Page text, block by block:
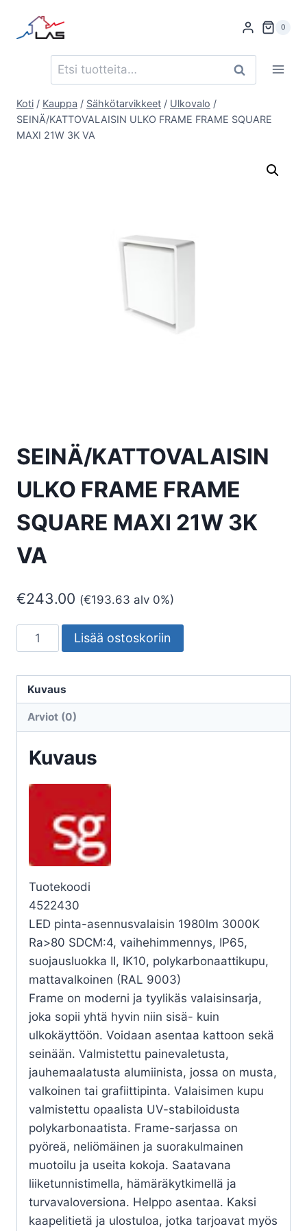
sisältöön
0
Etsi: Haku
Koti / Kauppa / Sähkötarvikkeet / Ulkovalo /
SEINÄ/KATTOVALAISIN ULKO FRAME FRAME SQUARE
MAXI 21W 3K VA
SEINÄ/KATTOVALAISIN
ULKO FRAME FRAME
SQUARE MAXI 21W 3K
VA
€243.00 (€193.63 alv 0%)
SEINÄ/KATTOVALAISIN
ULKO
FRAME
SQUARE
3K
VA
Lisää ostoskoriin
Kuvaus
Arviot (0)
Kuvaus
Tuotekoodi
4522430
LED pinta-asennusvalaisin 1980lm 3000K
Ra>80 SDCM:4, vaihehimmennys, IP65,
suojausluokka II, IK10, polykarbonaattikupu,
mattavalkoinen (RAL 9003)
Frame on moderni ja tyylikäs valaisinsarja,
joka sopii yhtä hyvin niin sisä- kuin
ulkokäyttöön. Voidaan asentaa kattoon sekä
seinään. Valmistettu painevaletusta,
jauhemaalatusta alumiinista, jossa on musta,
valkoinen tai grafiittipinta. Valaisimen kupu
valmistettu opaalista UV-stabiloidusta
polykarbonaatista. Frame-sarjassa on
pyöreä, neliömäinen ja suorakulmainen
muotoilu ja useita kokoja. Saatavana
liiketunnistimella, hämäräkytkimellä ja
turvavaloversiona. Helppo asentaa. Kaksi
kaapelitietä ja ulostuloa, jotka tarjoavat myös